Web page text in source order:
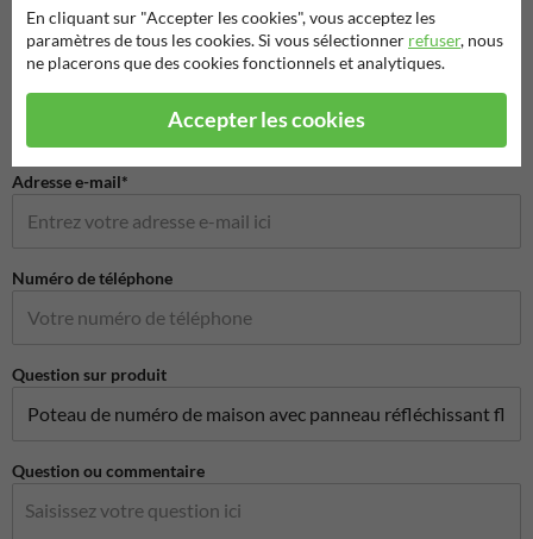
Adresse e-mail*
Numéro de téléphone
Question sur produit
Question ou commentaire
En cliquant sur "Accepter les cookies", vous acceptez les
paramètres de tous les cookies. Si vous sélectionner refuser, nous
ne placerons que des cookies fonctionnels et analytiques.
Accepter les cookies